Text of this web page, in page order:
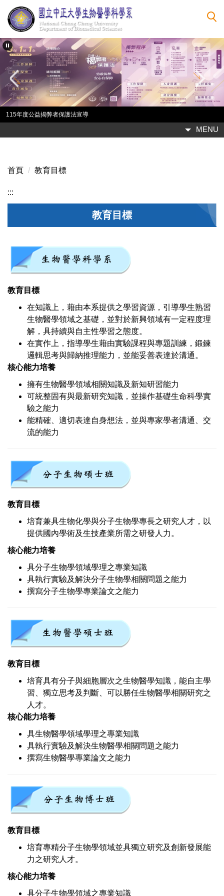
跳
到
主
要
內
容
區
115年度公益揭弊者保護法宣導
MENU
首頁 教育目標
:::
教育目標
教育目標
在知識上，藉由本系提供之學習資源，引導學生熟習
生物醫學領域之基礎，並對於新興領域有一定程度理
解，具持續與自主性學習之態度。
在實作上，指導學生藉由實驗課程與專題訓練，鍛鍊
邏輯思考與歸納推理能力，並能妥善表達於溝通。
核心能力培養
擁有生物醫學領域相關知識及新知研習能力
可統整固有與最新研究知識，並操作基礎生命科學實
驗之能力
能精確、適切表達自身想法，並與專家學者溝通、交
流的能力
教育目標
培育兼具生物化學與分子生物學專長之研究人才，以
提供國內學術及生技產業所需之研發人力。
核心能力培養
具分子生物學領域學理之專業知識
具執行實驗及解決分子生物學相關問題之能力
撰寫分子生物學專業論文之能力
教育目標
培育具有分子與細胞層次之生物醫學知識，能自主學
習、獨立思考及判斷、可以勝任生物醫學相關研究之
人才。
核心能力培養
具生物醫學領域學理之專業知識
具執行實驗及解決生物醫學相關問題之能力
撰寫生物醫學專業論文之能力
教育目標
培育專精分子生物學領域並具獨立研究及創新發展能
力之研究人才。
核心能力培養
具分子生物學領域之專業知識